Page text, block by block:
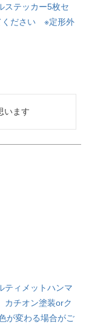
ステッカー5枚セ
ください ※定形外
います
ティメットハンマ
チオン塗装orク
が変わる場合がご